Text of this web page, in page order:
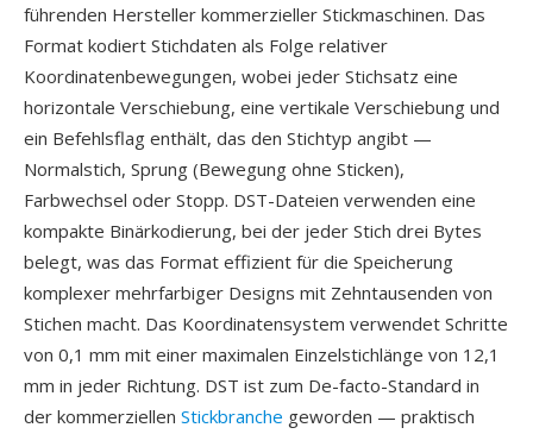
führenden Hersteller kommerzieller Stickmaschinen. Das
Format kodiert Stichdaten als Folge relativer
Koordinatenbewegungen, wobei jeder Stichsatz eine
horizontale Verschiebung, eine vertikale Verschiebung und
ein Befehlsflag enthält, das den Stichtyp angibt —
Normalstich, Sprung (Bewegung ohne Sticken),
Farbwechsel oder Stopp. DST-Dateien verwenden eine
kompakte Binärkodierung, bei der jeder Stich drei Bytes
belegt, was das Format effizient für die Speicherung
komplexer mehrfarbiger Designs mit Zehntausenden von
Stichen macht. Das Koordinatensystem verwendet Schritte
von 0,1 mm mit einer maximalen Einzelstichlänge von 12,1
mm in jeder Richtung. DST ist zum De-facto-Standard in
der kommerziellen Stickbranche geworden — praktisch